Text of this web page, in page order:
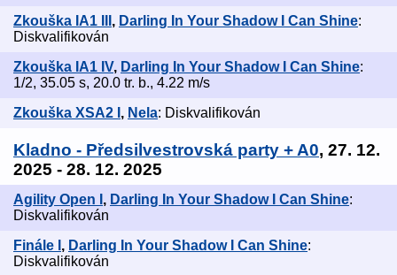
Zkouška IA1 III , Darling In Your Shadow I Can Shine:
Diskvalifikován
Zkouška IA1 IV, Darling In Your Shadow I Can Shine:
1/2, 35.05 s, 20.0 tr. b., 4.22 m/s
Zkouška XSA2 I , Nela: Diskvalifikován
Kladno - Předsilvestrovská party + A0, 27. 12.
2025 - 28. 12. 2025
Agility Open I , Darling In Your Shadow I Can Shine:
Diskvalifikován
Finále I , Darling In Your Shadow I Can Shine:
Diskvalifikován